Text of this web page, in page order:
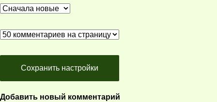
Сохранить настройки
Добавить новый комментарий